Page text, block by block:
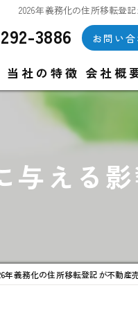
2026年義務化の住所移転登
3886 お問い
当社の特徴
土地
会社概
与える
年義務化の住所移転登記が不動産